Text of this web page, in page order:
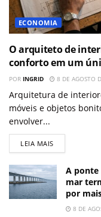
ECONOMIA
O arquiteto de
conforto em um
POR INGRID 8 DE AGOSTO
Arquitetura de
móveis e objetos
envolver...
LEIA MAIS
A ponte
mar
por
8 DE